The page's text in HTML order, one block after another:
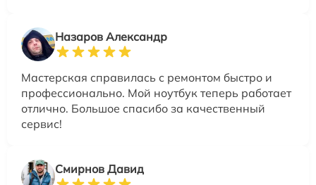
Назаров Александр
Мастерская справилась с ремонтом быстро и
профессионально. Мой ноутбук теперь работает
отлично. Большое спасибо за качественный
сервис!
Смирнов Давид